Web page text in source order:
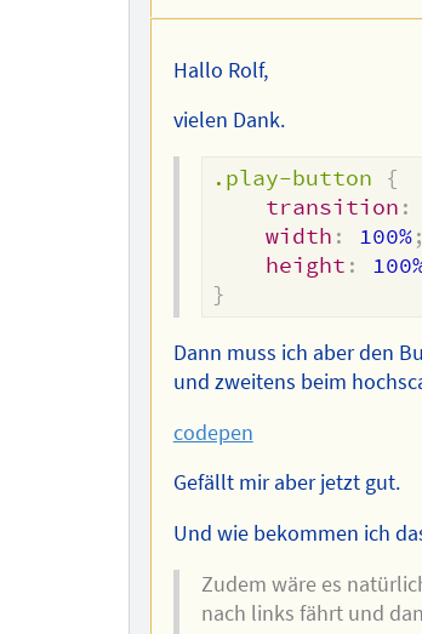
Hallo Rolf,
vielen Dank.
.play-button
{
transition :
width : 100%;
height :
}
Dann muss ich aber den
und zweitens beim
codepen
Gefällt mir aber jetzt gut.
Und wie bekommen ich
Zudem wäre es
nach links fährt und